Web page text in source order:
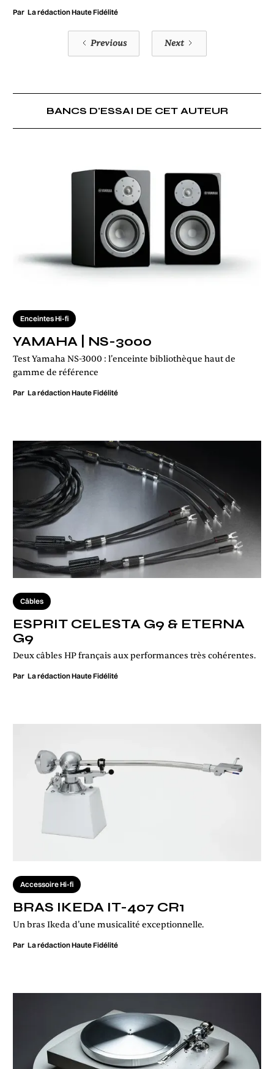
Par La rédaction Haute Fidélité
Previous Next
BANCS D'ESSAI DE CET AUTEUR
Enceintes Hi-fi
YAMAHA | NS-3000
Test Yamaha NS-3000 : l’enceinte bibliothèque haut de
gamme de référence
Par La rédaction Haute Fidélité
Câbles
ESPRIT CELESTA G9 & ETERNA
G9
Deux câbles HP français aux performances très cohérentes.
Par La rédaction Haute Fidélité
Accessoire Hi-fi
BRAS IKEDA IT-407 CR1
Un bras Ikeda d’une musicalité exceptionnelle.
Par La rédaction Haute Fidélité